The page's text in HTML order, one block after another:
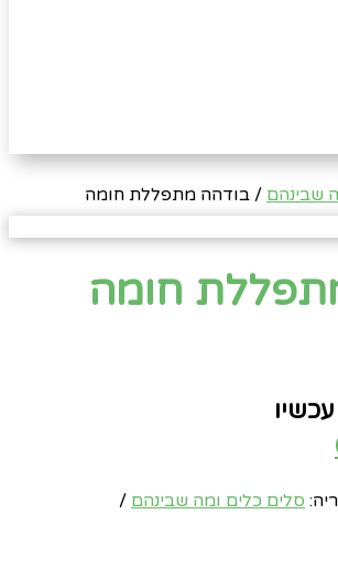
שבינהם / בודהה מתפללת חומה
חומה
סלים כלים ומה שבינהם